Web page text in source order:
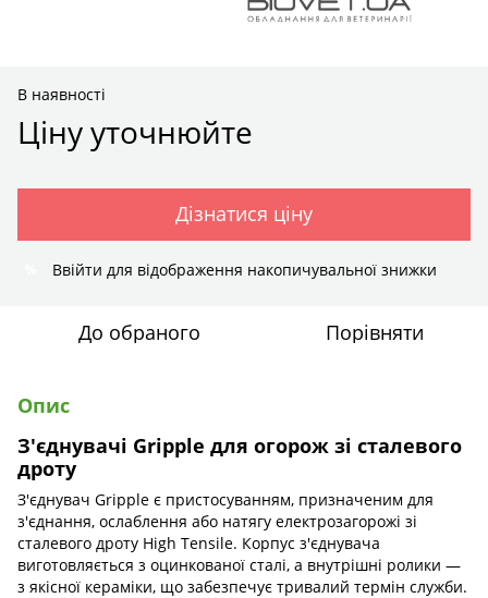
В наявності
Ціну уточнюйте
Дізнатися ціну
Ввійти для відображення накопичувальної знижки
До обраного Порівняти
Опис
З'єднувачі Gripple для огорож зі сталевого
дроту
З'єднувач Gripple є пристосуванням, призначеним для
з'єднання, ослаблення або натягу електрозагорожі зі
сталевого дроту High Tensile. Корпус з'єднувача
виготовляється з оцинкованої сталі, а внутрішні ролики —
з якісної кераміки, що забезпечує тривалий термін служби.